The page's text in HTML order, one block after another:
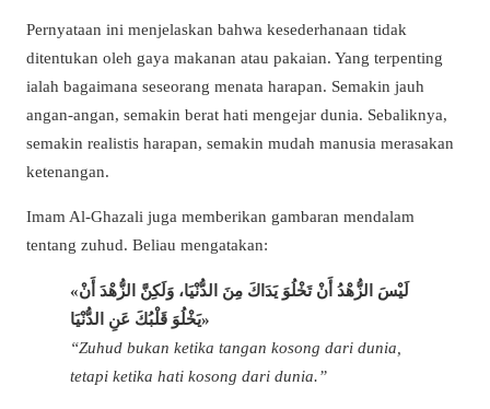
Pernyataan ini menjelaskan bahwa kesederhanaan tidak
ditentukan oleh gaya makanan atau pakaian. Yang terpenting
ialah bagaimana seseorang menata harapan. Semakin jauh
angan-angan, semakin berat hati mengejar dunia. Sebaliknya,
semakin realistis harapan, semakin mudah manusia merasakan
ketenangan.
Imam Al-Ghazali juga memberikan gambaran mendalam
tentang zuhud. Beliau mengatakan:
«لَيْسَ الزُّهْدُ أَنْ تَخْلُوَ يَدَاكَ مِنَ الدُّنْيَا، وَلَكِنَّ الزُّهْدَ أَنْ
يَخْلُوَ قَلْبُكَ عَنِ الدُّنْيَا»
“Zuhud bukan ketika tangan kosong dari dunia,
tetapi ketika hati kosong dari dunia.”